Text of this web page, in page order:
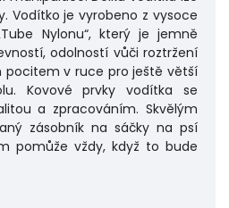
Vodítko je vyrobeno z vysoce
Nylonu“, který je jemně
odolností vůči roztržení
pocitem v ruce pro ještě větší
Kovové prvky vodítka se
a zpracováním. Skvělým
zásobník na sáčky na psí
pomůže vždy, když to bude